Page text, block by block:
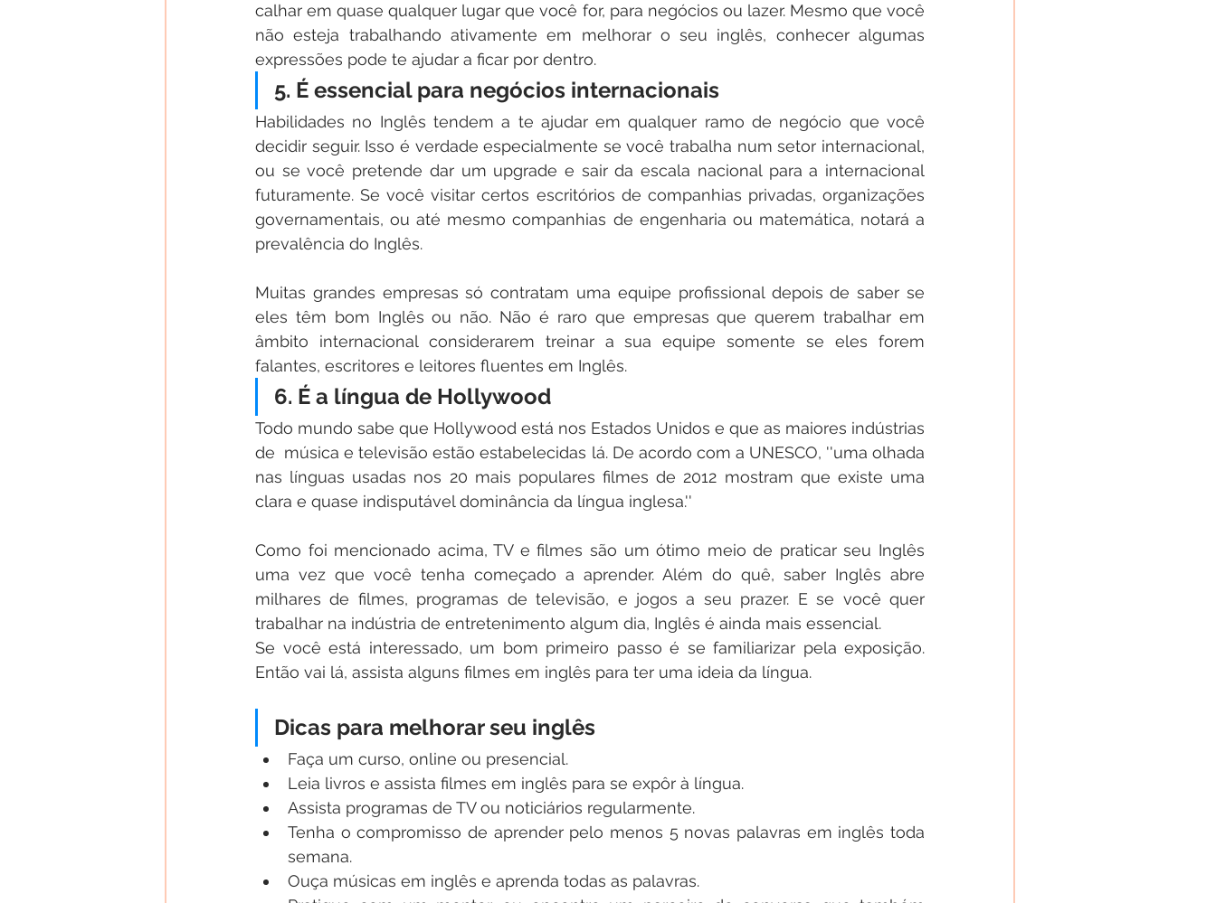
calhar em quase qualquer lugar que você for, para negócios ou lazer. Mesmo que você
não esteja trabalhando ativamente em melhorar o seu inglês, conhecer algumas
expressões pode te ajudar a ficar por dentro.
5. É essencial para negócios internacionais
Habilidades no Inglês tendem a te ajudar em qualquer ramo de negócio que você
decidir seguir. Isso é verdade especialmente se você trabalha num setor internacional,
ou se você pretende dar um upgrade e sair da escala nacional para a internacional
futuramente. Se você visitar certos escritórios de companhias privadas, organizações
governamentais, ou até mesmo companhias de engenharia ou matemática, notará a
prevalência do Inglês.
Muitas grandes empresas só contratam uma equipe profissional depois de saber se
eles têm bom Inglês ou não. Não é raro que empresas que querem trabalhar em
âmbito internacional considerarem treinar a sua equipe somente se eles forem
falantes, escritores e leitores fluentes em Inglês.
6. É a língua de Hollywood
Todo mundo sabe que Hollywood está nos Estados Unidos e que as maiores indústrias
de  música e televisão estão estabelecidas lá. De acordo com a UNESCO, ''uma olhada
nas línguas usadas nos 20 mais populares filmes de 2012 mostram que existe uma
clara e quase indisputável dominância da língua inglesa.''
Como foi mencionado acima, TV e filmes são um ótimo meio de praticar seu Inglês
uma vez que você tenha começado a aprender. Além do quê, saber Inglês abre
milhares de filmes, programas de televisão, e jogos a seu prazer. E se você quer
trabalhar na indústria de entretenimento algum dia, Inglês é ainda mais essencial.
Se você está interessado, um bom primeiro passo é se familiarizar pela exposição.
Então vai lá, assista alguns filmes em inglês para ter uma ideia da língua.
Dicas para melhorar seu inglês
Faça um curso, online ou presencial.
Leia livros e assista filmes em inglês para se expôr à língua.
Assista programas de TV ou noticiários regularmente.
Tenha o compromisso de aprender pelo menos 5 novas palavras em inglês toda
semana.
Ouça músicas em inglês e aprenda todas as palavras.